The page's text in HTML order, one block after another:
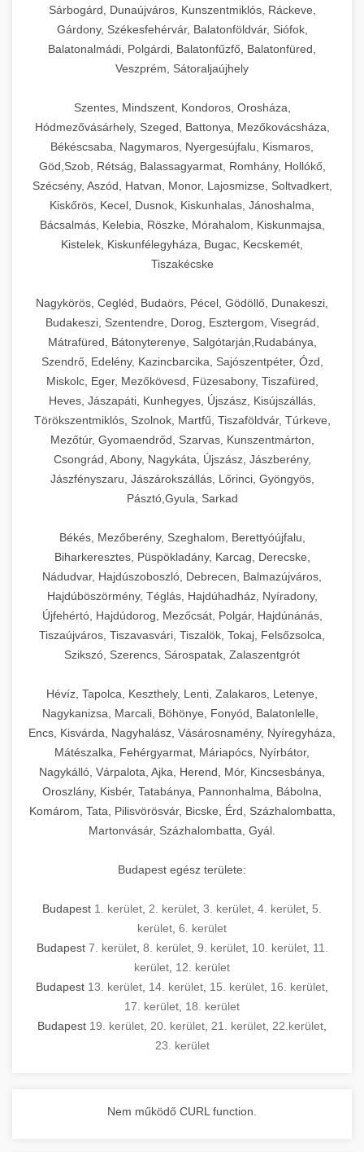
Sárbogárd, Dunaújváros, Kunszentmiklós, Ráckeve,
Gárdony, Székesfehérvár, Balatonföldvár, Siófok,
Balatonalmádi, Polgárdi, Balatonfűzfő, Balatonfüred,
Veszprém, Sátoraljaújhely
Szentes, Mindszent, Kondoros, Orosháza,
Hódmezővásárhely, Szeged, Battonya, Mezőkovácsháza,
Békéscsaba, Nagymaros, Nyergesújfalu, Kismaros,
Göd,Szob, Rétság, Balassagyarmat, Romhány, Hollókő,
Szécsény, Aszód, Hatvan, Monor, Lajosmizse, Soltvadkert,
Kiskőrös, Kecel, Dusnok, Kiskunhalas, Jánoshalma,
Bácsalmás, Kelebia, Röszke, Mórahalom, Kiskunmajsa,
Kistelek, Kiskunfélegyháza, Bugac, Kecskemét,
Tiszakécske
Nagykörös, Cegléd, Budaörs, Pécel, Gödöllő, Dunakeszi,
Budakeszi, Szentendre, Dorog, Esztergom, Visegrád,
Mátrafüred, Bátonyterenye, Salgótarján,Rudabánya,
Szendrő, Edelény, Kazincbarcika, Sajószentpéter, Ózd,
Miskolc, Eger, Mezőkövesd, Füzesabony, Tiszafüred,
Heves, Jászapáti, Kunhegyes, Újszász, Kisújszállás,
Törökszentmiklós, Szolnok, Martfű, Tiszaföldvár, Túrkeve,
Mezőtúr, Gyomaendrőd, Szarvas, Kunszentmárton,
Csongrád, Abony, Nagykáta, Újszász, Jászberény,
Jászfényszaru, Jászárokszállás, Lőrinci, Gyöngyös,
Pásztó,Gyula, Sarkad
Békés, Mezőberény, Szeghalom, Berettyóújfalu,
Biharkeresztes, Püspökladány, Karcag, Derecske,
Nádudvar, Hajdúszoboszló, Debrecen, Balmazújváros,
Hajdúböszörmény, Téglás, Hajdúhadház, Nyíradony,
Újfehértó, Hajdúdorog, Mezőcsát, Polgár, Hajdúnánás,
Tiszaújváros, Tiszavasvári, Tiszalök, Tokaj, Felsőzsolca,
Szikszó, Szerencs, Sárospatak, Zalaszentgrót
Hévíz, Tapolca, Keszthely, Lenti, Zalakaros, Letenye,
Nagykanizsa, Marcali, Böhönye, Fonyód, Balatonlelle,
Encs, Kisvárda, Nagyhalász, Vásárosnamény, Nyíregyháza,
Mátészalka, Fehérgyarmat, Máriapócs, Nyírbátor,
Nagykálló, Várpalota, Ajka, Herend, Mór, Kincsesbánya,
Oroszlány, Kisbér, Tatabánya, Pannonhalma, Bábolna,
Komárom, Tata, Pilisvörösvár, Bicske, Érd, Százhalombatta,
Martonvásár, Százhalombatta, Gyál.
Budapest egész területe:
Budapest 1. kerület 2. kerület 3. kerület 4. kerület 5.
kerület 6. kerület
Budapest 7. kerület, 8. kerület, 9. kerület, 10. kerület, 11.
kerület 12. kerület
Budapest 13. kerület 14. kerület 15. kerület 16. kerület
17. kerület 18. kerület
Budapest 19. kerület 20. kerület 21. kerület 22.kerület
23. kerület
Nem működő CURL function.